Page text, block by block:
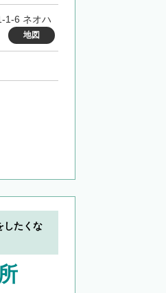
1-6 ネオハ
地図
したくな